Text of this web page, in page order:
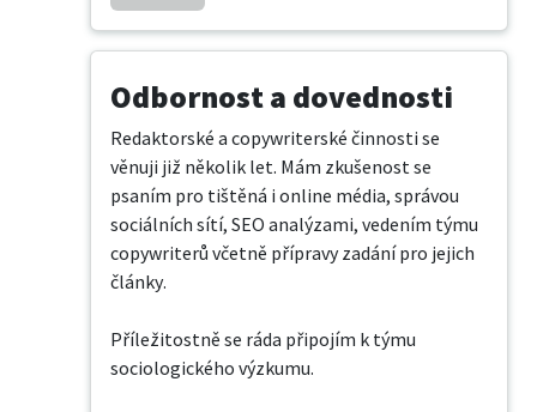
Odbornost a dovednosti
Redaktorské a copywriterské činnosti se
věnuji již několik let. Mám zkušenost se
psaním pro tištěná i online média, správou
sociálních sítí, SEO analýzami, vedením týmu
copywriterů včetně přípravy zadání pro jejich
články.
Příležitostně se ráda připojím k týmu
sociologického výzkumu.